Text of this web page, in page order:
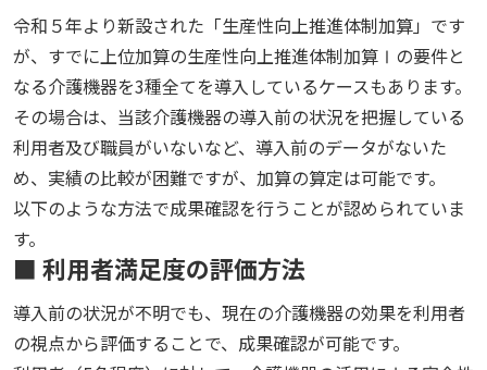
令和５年より新設された「生産性向上推進体制加算」です
が、すでに上位加算の生産性向上推進体制加算Ⅰの要件と
なる介護機器を3種全てを導入しているケースもあります。
その場合は、当該介護機器の導入前の状況を把握している
利用者及び職員がいないなど、導入前のデータがないた
め、実績の比較が困難ですが、加算の算定は可能です。
以下のような方法で成果確認を行うことが認められていま
す。
■ 利用者満足度の評価方法
導入前の状況が不明でも、現在の介護機器の効果を利用者
の視点から評価することで、成果確認が可能です。